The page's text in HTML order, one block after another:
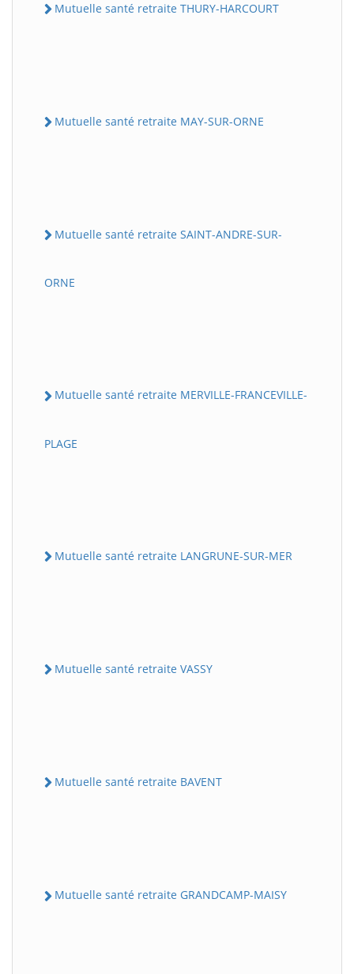
Mutuelle santé retraite THURY-HARCOURT
Mutuelle santé retraite MAY-SUR-ORNE
Mutuelle santé retraite SAINT-ANDRE-SUR-
ORNE
Mutuelle santé retraite MERVILLE-FRANCEVILLE-
PLAGE
Mutuelle santé retraite LANGRUNE-SUR-MER
Mutuelle santé retraite VASSY
Mutuelle santé retraite BAVENT
Mutuelle santé retraite GRANDCAMP-MAISY